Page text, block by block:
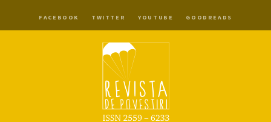
FACEBOOK TWITTER YOUTUBE GOODREADS